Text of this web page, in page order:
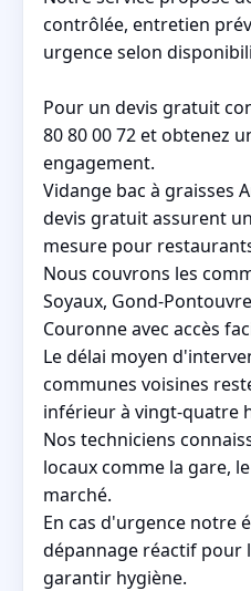
contrôlée, entretien
urgence selon
Pour un devis gratuit
80 80 00 72 et obtenez
engagement.
Vidange bac à graisses
devis gratuit assurent
mesure pour
Nous couvrons les
Soyaux, Gond-
Couronne avec accès
Le délai moyen
communes voisines
inférieur à vingt-quatre
Nos techniciens
locaux comme la gare,
marché.
En cas d'urgence notre
dépannage réactif pour
garantir hygiène.